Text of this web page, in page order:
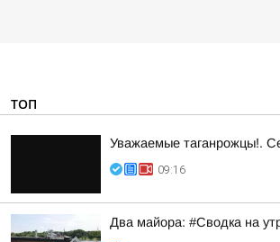
ТОП
Уважаемые таганрожцы!.
09:16
Два майора: #Сводка на